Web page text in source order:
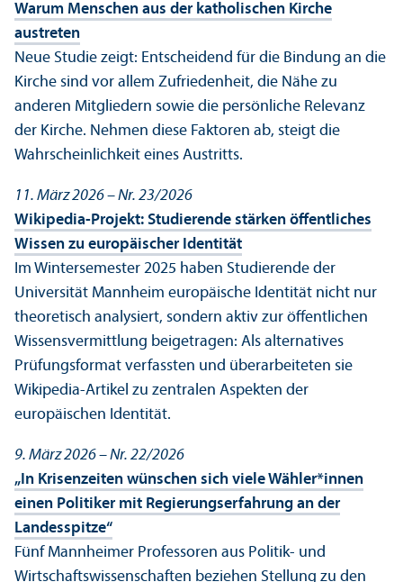
Warum Menschen aus der katholischen Kirche
austreten
Neue Studie zeigt: Entscheidend für die Bindung an die
Kirche sind vor allem Zufriedenheit, die Nähe zu
anderen Mitgliedern sowie die persönliche Relevanz
der Kirche. Nehmen diese Faktoren ab, steigt die
Wahrscheinlichkeit eines Austritts.
11. März 2026 – Nr. 23/2026
Wikipedia-Projekt: Studierende stärken öffentliches
Wissen zu europäischer Identität
Im Wintersemester 2025 haben Studierende der
Universität Mannheim europäische Identität nicht nur
theoretisch analysiert, sondern aktiv zur öffentlichen
Wissensvermittlung beigetragen: Als alternatives
Prüfungs­format verfassten und überarbeiteten sie
Wikipedia-Artikel zu zentralen Aspekten der
europäischen Identität.
9. März 2026 – Nr. 22/2026
„In Krisenzeiten wünschen sich viele Wähler*innen
einen Politiker mit Regierungs­erfahrung an der
Landes­spitze“
Fünf Mannheimer Professoren aus Politik- und
Wirtschafts­wissenschaften beziehen Stellung zu den